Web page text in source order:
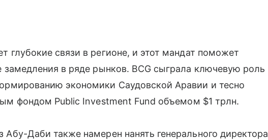
глубокие связи в регионе, и этот мандат поможет
замедления в ряде рынков. BCG сыграла ключевую роль
экономики Саудовской Аравии и тесно
фондом Public Investment Fund объемом $1 трлн.
Даби также намерен нанять генерального директора